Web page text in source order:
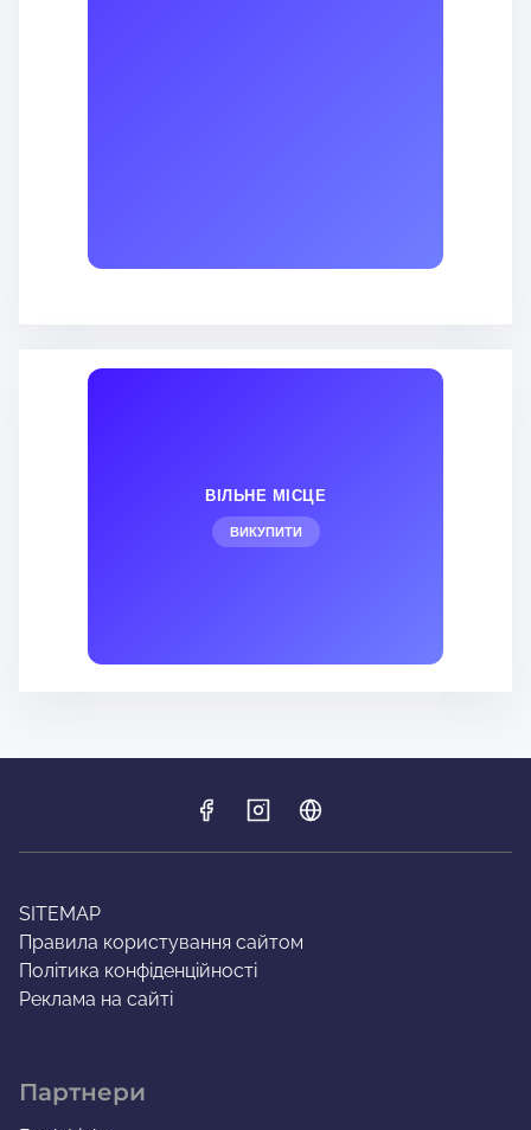
ВІЛЬНЕ МІСЦЕ
ВИКУПИТИ
SITEMAP
Правила користування сайтом
Політика конфіденційності
Реклама на сайті
Партнери